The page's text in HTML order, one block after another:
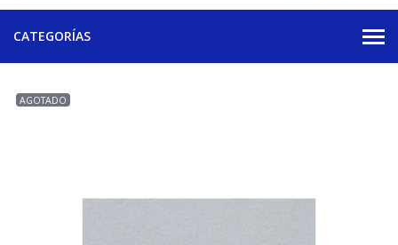
CATEGORÍAS
AGOTADO